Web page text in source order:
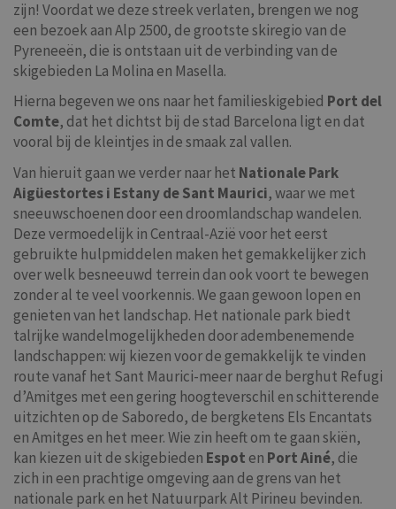
zijn! Voordat we deze streek verlaten, brengen we nog
een bezoek aan Alp 2500, de grootste skiregio van de
Pyreneeën, die is ontstaan uit de verbinding van de
skigebieden La Molina en Masella.
Hierna begeven we ons naar het familieskigebied Port del
Comte, dat het dichtst bij de stad Barcelona ligt en dat
vooral bij de kleintjes in de smaak zal vallen.
Van hieruit gaan we verder naar het Nationale Park
Aigüestortes i Estany de Sant Maurici, waar we met
sneeuwschoenen door een droomlandschap wandelen.
Deze vermoedelijk in Centraal-Azië voor het eerst
gebruikte hulpmiddelen maken het gemakkelijker zich
over welk besneeuwd terrein dan ook voort te bewegen
zonder al te veel voorkennis. We gaan gewoon lopen en
genieten van het landschap. Het nationale park biedt
talrijke wandelmogelijkheden door adembenemende
landschappen: wij kiezen voor de gemakkelijk te vinden
route vanaf het Sant Maurici-meer naar de berghut Refugi
d’Amitges met een gering hoogteverschil en schitterende
uitzichten op de Saboredo, de bergketens Els Encantats
en Amitges en het meer. Wie zin heeft om te gaan skiën,
kan kiezen uit de skigebieden Espot en Port Ainé, die
zich in een prachtige omgeving aan de grens van het
nationale park en het Natuurpark Alt Pirineu bevinden.